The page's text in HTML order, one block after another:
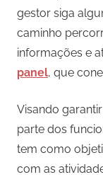
gestor siga
caminho
informações e
panel, que
Visando
parte dos
tem como
com as